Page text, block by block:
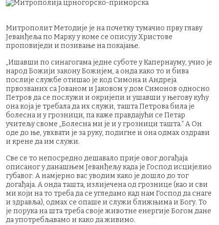
Митрополит Методије је на почетку тумачио прву главу
Јеванђеља по Марку у коме се описују Христове
проповиједи и позивање на покајање.
„Ишавши по синагогама једне суботе у Капернауму, учио је
народ Божији закону Божијем, а онда како то и бива
послије службе отишао је код Симона и Андреја
првозваних са Јованом и Јаковом у дом Симонов односно
Петров да се послужи и окријепи и ушавши у његову кућу
она која је требала да их служи, ташта Петрова била је
болесна и у грозници, па каже правдајући се Петар
учитељу своме „Болесна ми је и у грозници ташта.“ А Он
оде до ње, увхвати је за руку, подигне и она одмах оздрави
и крене да им служи.
Све се то непосредно дешавало прије овог догађаја
описаног у данашњем Јеванђељу када је Господ исцијелио
губавог. А намјерно вас уводим како је дошло до тог
догађаја. А онда ташта, излијечена од грознице (као и сви
ми који на то треба да се угледамо кад нам Господ да снаге
и здравља), одмах се опаше и служи ближњима и Богу. То
је порука на шта треба своје животне енергије Богом дане
да употребљавамо и како да живимо.